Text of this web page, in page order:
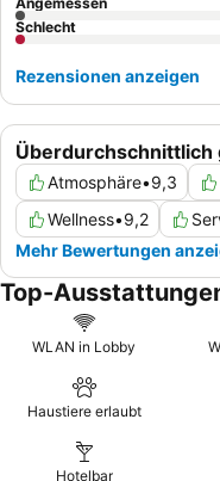
Überdurchschnittlich
Atmosphäre•9,3
Wellness•9,2
Mehr Bewertungen
Schlecht
Rezensionen anzeigen
Top-
WLAN in Lobby
Haustiere erlaubt
Hotelbar